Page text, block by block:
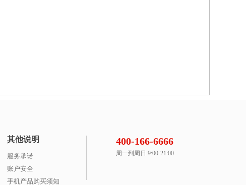
其他说明
服务承诺
账户安全
手机产品购买须知
400-166-6666
周一到周日 9:00-21:00